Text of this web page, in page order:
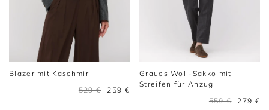
Blazer mit Kaschmir
529 €
259 €
Graues Woll-Sakko mit
Streifen für Anzug
559 €
279 €